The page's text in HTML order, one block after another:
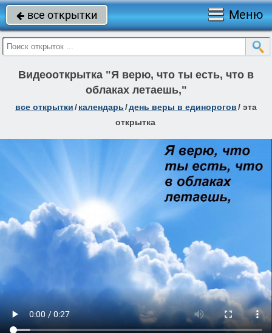
 все открытки Меню
Видеооткрытка "Я верю, что ты есть, что в
облаках летаешь,"
все открытки/календарь/день веры в единорогов/ эта
открытка